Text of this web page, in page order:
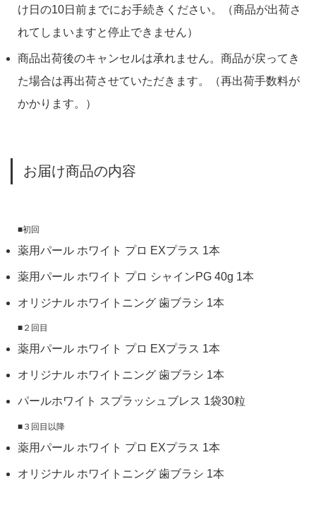
け日の10日前までにお手続きください。（商品が出荷さ
れてしまいますと停止できません）
商品出荷後のキャンセルは承れません。商品が戻ってき
た場合は再出荷させていただきます。（再出荷手数料が
かかります。）
お届け商品の内容
■初回
薬用パール ホワイト プロ EXプラス 1本
薬用パール ホワイト プロ シャインPG 40g 1本
オリジナル ホワイトニング 歯ブラシ 1本
■２回目
薬用パール ホワイト プロ EXプラス 1本
オリジナル ホワイトニング 歯ブラシ 1本
パールホワイト スプラッシュブレス 1袋30粒
■３回目以降
薬用パール ホワイト プロ EXプラス 1本
オリジナル ホワイトニング 歯ブラシ 1本